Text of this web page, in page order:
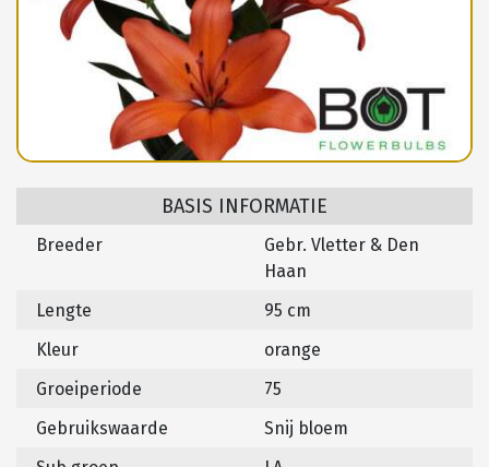
BASIS INFORMATIE
Breeder
Gebr. Vletter & Den
Haan
Lengte
95 cm
Kleur
orange
Groeiperiode
75
Gebruikswaarde
Snij bloem